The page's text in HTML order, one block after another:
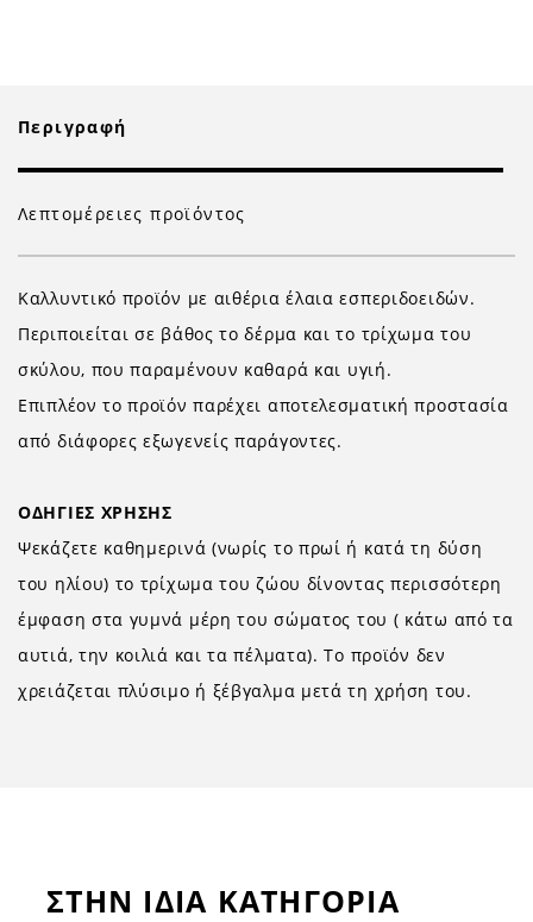
Περιγραφή
Λεπτομέρειες προϊόντος
Καλλυντικό προϊόν με αιθέρια έλαια εσπεριδοειδών.
Περιποιείται σε βάθος το δέρμα και το τρίχωμα του
σκύλου, που παραμένουν καθαρά και υγιή.
Επιπλέον το προϊόν παρέχει αποτελεσματική προστασία
από διάφορες εξωγενείς παράγοντες.
ΟΔΗΓΙΕΣ ΧΡΗΣΗΣ
Ψεκάζετε καθημερινά (νωρίς το πρωί ή κατά τη δύση
του ηλίου) το τρίχωμα του ζώου δίνοντας περισσότερη
έμφαση στα γυμνά μέρη του σώματος του ( κάτω από τα
αυτιά, την κοιλιά και τα πέλματα). Το προϊόν δεν
χρειάζεται πλύσιμο ή ξέβγαλμα μετά τη χρήση του.
ΣΤΗΝ ΙΔΙΑ ΚΑΤΗΓΟΡΙΑ